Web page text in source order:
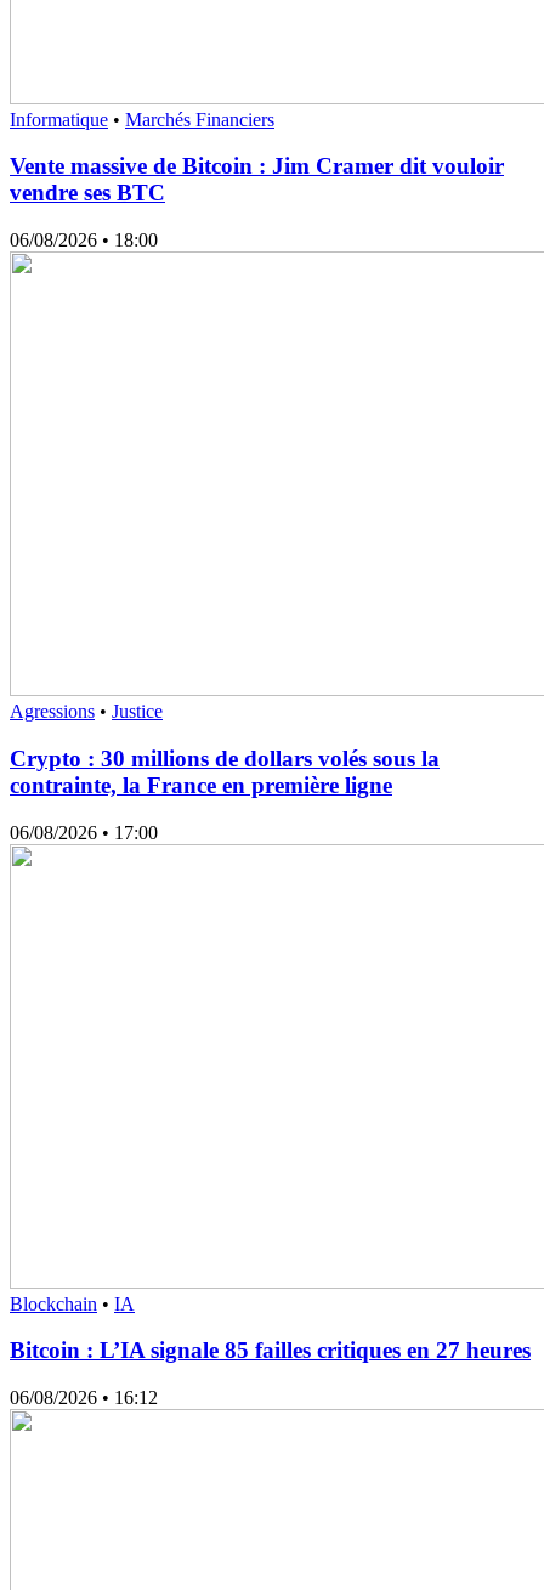
Informatique • Marchés Financiers
Vente massive de Bitcoin : Jim Cramer dit vouloir
vendre ses BTC
06/08/2026 • 18:00
Agressions • Justice
Crypto : 30 millions de dollars volés sous la
contrainte, la France en première ligne
06/08/2026 • 17:00
Blockchain • IA
Bitcoin : L’IA signale 85 failles critiques en 27 heures
06/08/2026 • 16:12